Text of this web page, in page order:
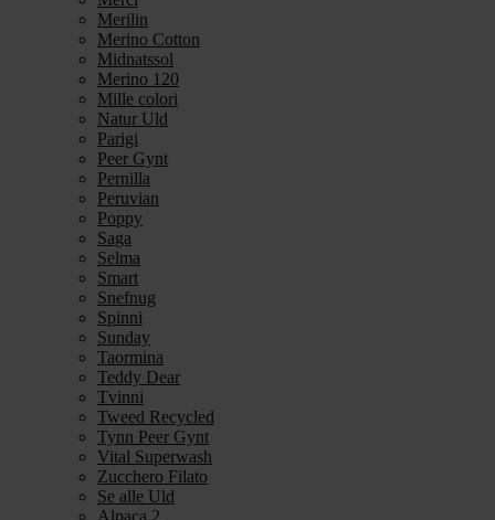
Merilin
Merino Cotton
Midnatssol
Merino 120
Mille colori
Natur Uld
Parigi
Peer Gynt
Pernilla
Peruvian
Poppy
Saga
Selma
Smart
Snefnug
Spinni
Sunday
Taormina
Teddy Dear
Tvinni
Tweed Recycled
Tynn Peer Gynt
Vital Superwash
Zucchero Filato
Se alle Uld
Alpaca 2